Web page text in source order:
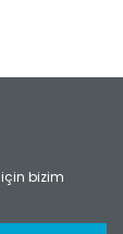
bizim